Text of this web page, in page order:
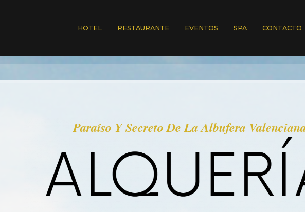
HOTEL RESTAURANTE EVENTOS SPA CONTACTO
Paraíso Y Secreto De La Albufera